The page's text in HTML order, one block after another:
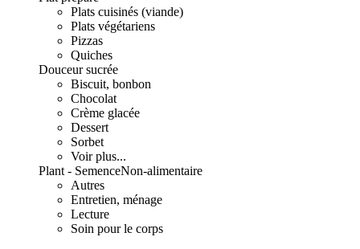
Plats cuisinés (viande)
Plats végétariens
Pizzas
Quiches
Douceur sucrée
Biscuit, bonbon
Chocolat
Crème glacée
Dessert
Sorbet
Voir plus...
Plant - SemenceNon-alimentaire
Autres
Entretien, ménage
Lecture
Soin pour le corps